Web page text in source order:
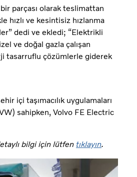
parçası olarak teslimattan
hızlı ve kesintisiz hızlanma
dedi ve ekledi; “Elektrikli
ve doğal gazla çalışan
tasarruflu çözümlerle giderek
içi taşımacılık uygulamaları
sahipken, Volvo FE Electric
bilgi için lütfen tıklayın.